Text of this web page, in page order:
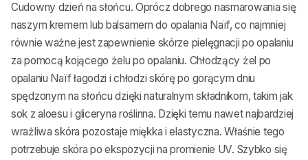
Cudowny dzień na słońcu. Oprócz dobrego nasmarowania się
naszym kremem lub balsamem do opalania Naïf, co najmniej
równie ważne jest zapewnienie skórze pielęgnacji po opalaniu
za pomocą kojącego żelu po opalaniu. Chłodzący żel po
opalaniu Naïf łagodzi i chłodzi skórę po gorącym dniu
spędzonym na słońcu dzięki naturalnym składnikom, takim jak
sok z aloesu i gliceryna roślinna. Dzięki temu nawet najbardziej
wrażliwa skóra pozostaje miękka i elastyczna. Właśnie tego
potrzebuje skóra po ekspozycji na promienie UV. Szybko się